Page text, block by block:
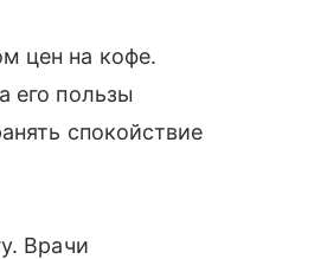
цен на кофе.
его пользы
спокойствие
Врачи